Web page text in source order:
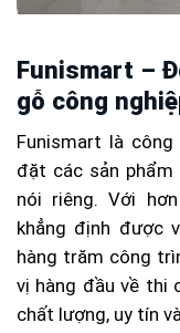
Funismart –
gỗ công
Funismart là
đặt các sản
nói riêng. Với
khẳng định được
hàng trăm công
vị hàng đầu về thi
chất lượng, uy tín